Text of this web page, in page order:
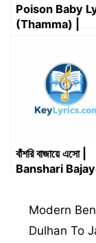
Poison Baby
(Thamma) |
Rashmika M
বাঁশরি বাজায়ে এসো |
Banshari
Categories
Modern
Dulhan To